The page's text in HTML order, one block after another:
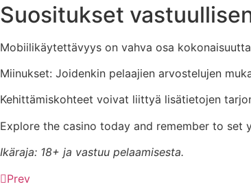
Suositukset
Mobiilikäytettävyys on vahva osa
Miinukset: Joidenkin pelaajien arvostelujen
Kehittämiskohteet voivat liittyä lisätietojen
Explore the casino today and remember to set
Ikäraja: 18+ ja vastuu pelaamisesta.
Prev